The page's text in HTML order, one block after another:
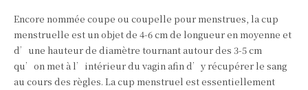
Encore nommée coupe ou coupelle pour menstrues, la cup
menstruelle est un objet de 4-6 cm de longueur en moyenne et
d’une hauteur de diamètre tournant autour des 3-5 cm
qu’on met à l’intérieur du vagin afin d’y récupérer le sang
au cours des règles. La cup menstruel est essentiellement